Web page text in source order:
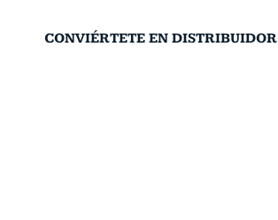
CONVIÉRTETE EN DISTRIBUIDOR